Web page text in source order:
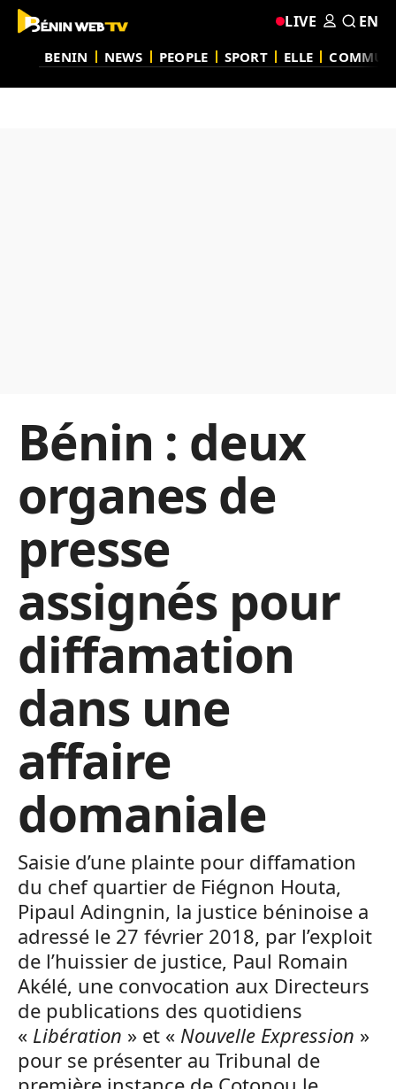
BENIN NEWS PEOPLE SPORT ELLE
LIVE EN
Bénin : deux
organes de
presse
assignés pour
diffamation
dans une
affaire
domaniale
Saisie d’une plainte pour diffamation
du chef quartier de Fiégnon Houta,
Pipaul Adingnin, la justice béninoise a
adressé le 27 février 2018, par l’exploit
de l’huissier de justice, Paul Romain
Akélé, une convocation aux Directeurs
de publications des quotidiens
« Libération » et « Nouvelle Expression »
pour se présenter au Tribunal de